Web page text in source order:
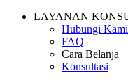
LAYANAN
Hubungi Kami
FAQ
Cara Belanja
Konsultasi